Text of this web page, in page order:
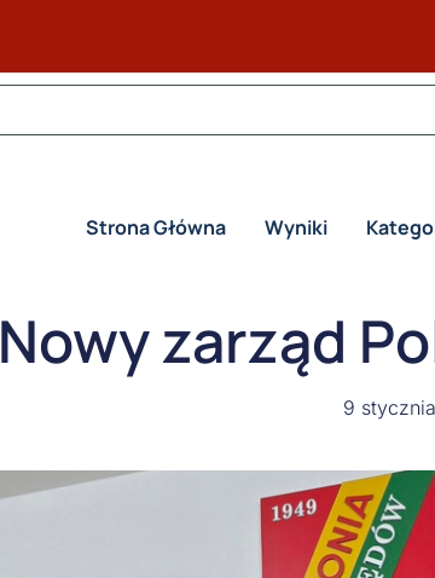
Strona Główna Wyniki
Nowy zarząd
9